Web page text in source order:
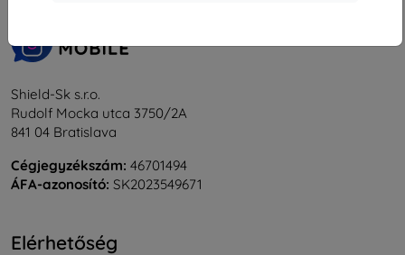
Shield-Sk s.r.o.
Rudolf Mocka utca 3750/2A
841 04 Bratislava
Cégjegyzékszám: 46701494
ÁFA-azonosító: SK2023549671
Elérhetőség